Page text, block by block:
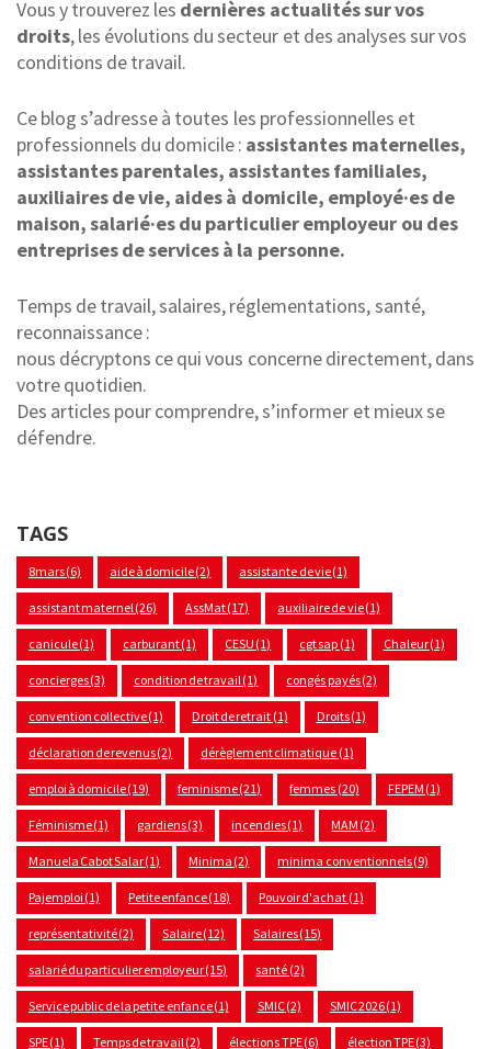
Vous y trouverez les dernières actualités sur vos
droits, les évolutions du secteur et des analyses sur vos
conditions de travail.
Ce blog s’adresse à toutes les professionnelles et
professionnels du domicile : assistantes maternelles,
assistantes parentales, assistantes familiales,
auxiliaires de vie, aides à domicile, employé·es de
maison, salarié·es du particulier employeur ou des
entreprises de services à la personne.
Temps de travail, salaires, réglementations, santé,
reconnaissance :
nous décryptons ce qui vous concerne directement, dans
votre quotidien.
Des articles pour comprendre, s’informer et mieux se
défendre.
TAGS
8mars(6) aide à domicile(2) assistante de vie(1)
assistant maternel(26) AssMat(17) auxiliaire de vie(1)
canicule(1) carburant(1) CESU (1) cgt sap (1) Chaleur(1)
concierges(3) condition de travail(1) congés payés(2)
convention collective(1) Droit de retrait (1) Droits(1)
déclaration de revenus(2) dérèglement climatique (1)
emploi à domicile(19) feminisme(21) femmes (20) FEPEM (1)
Féminisme(1) gardiens(3) incendies(1) MAM (2)
Manuela Cabot Salar(1) Minima (2) minima conventionnels(9)
Pajemploi (1) Petite enfance(18) Pouvoir d'achat (1)
représentativité(2) Salaire(12) Salaires(15)
salarié du particulier employeur(15) santé (2)
Service public de la petite enfance(1) SMIC(2) SMIC 2026(1)
SPE(1) Temps de travail(2) élections TPE(6) élection TPE(3)